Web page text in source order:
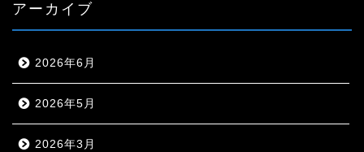
アーカイブ
2026年6月
2026年5月
2026年3月